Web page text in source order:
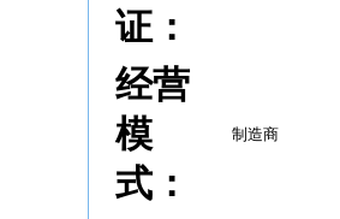
证：
经营
模
式：
制造商